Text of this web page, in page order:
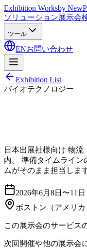
Exhibition Worksby
ソリューション展示会
ツール
ENお問い合わせ
Exhibition List
バイオテクノロジー
日本出展社様向け 物
内。 準備タイムライン
ムがそのまま担当しま
2026年6月8日〜11日
ボストン （アメリカ
この展示会のサービス
次回開催や他の展示会